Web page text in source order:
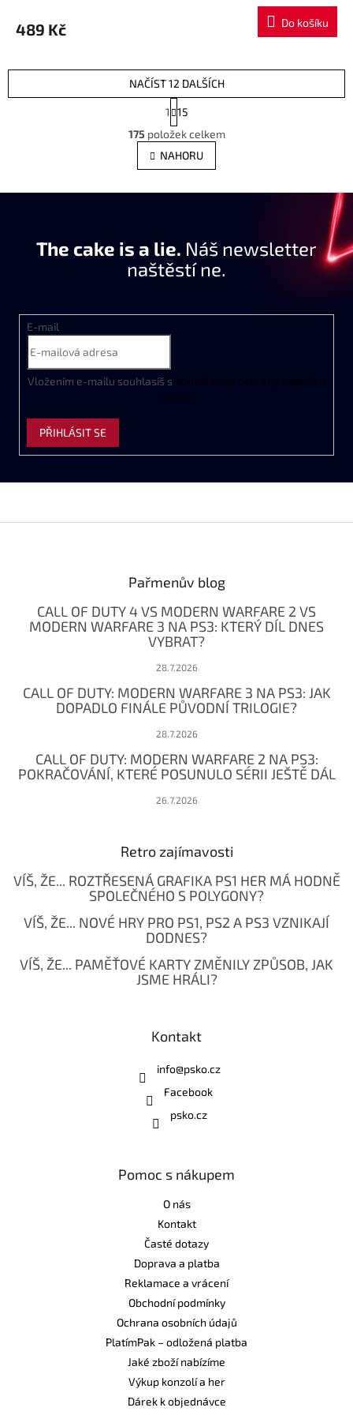
489 Kč Do košíku
O
v
l
á
p
r
v
v
s
u
NAČÍST 12 DALŠÍCH
S
t
r
á
n
o
í
1
15
175 položek celkem
NAHORU
The cake is a lie. Náš newsletter
naštěstí ne.
E-mail
Vložením e-mailu souhlasíš s podmínkami ochrany osobních
údajů
PŘIHLÁSIT SE
Pařmenův blog
CALL OF DUTY 4 VS MODERN WARFARE 2 VS
MODERN WARFARE 3 NA PS3: KTERÝ DÍL DNES
VYBRAT?
28.7.2026
CALL OF DUTY: MODERN WARFARE 3 NA PS3: JAK
DOPADLO FINÁLE PŮVODNÍ TRILOGIE?
28.7.2026
CALL OF DUTY: MODERN WARFARE 2 NA PS3:
POKRAČOVÁNÍ, KTERÉ POSUNULO SÉRII JEŠTĚ DÁL
26.7.2026
Retro zajímavosti
VÍŠ, ŽE... ROZTŘESENÁ GRAFIKA PS1 HER MÁ HODNĚ
SPOLEČNÉHO S POLYGONY?
VÍŠ, ŽE... NOVÉ HRY PRO PS1, PS2 A PS3 VZNIKAJÍ
DODNES?
VÍŠ, ŽE... PAMĚŤOVÉ KARTY ZMĚNILY ZPŮSOB, JAK
JSME HRÁLI?
Kontakt
info@psko.cz
Facebook
psko.cz
Pomoc s nákupem
O nás
Kontakt
Časté dotazy
Doprava a platba
Reklamace a vrácení
Obchodní podmínky
Ochrana osobních údajů
PlatímPak – odložená platba
Jaké zboží nabízíme
Výkup konzolí a her
Dárek k objednávce